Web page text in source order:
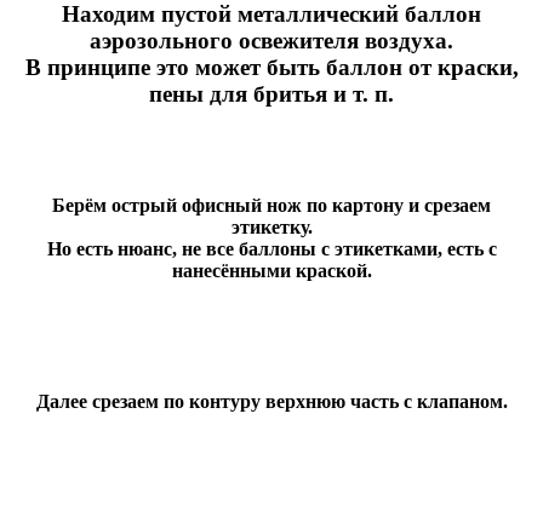
Находим пустой металлический баллон
аэрозольного освежителя воздуха.
В принципе это может быть баллон от краски,
пены для бритья и т. п.
Берём острый офисный нож по картону и срезаем
этикетку.
Но есть нюанс, не все баллоны с этикетками, есть с
нанесёнными краской.
Далее срезаем по контуру верхнюю часть с клапаном.